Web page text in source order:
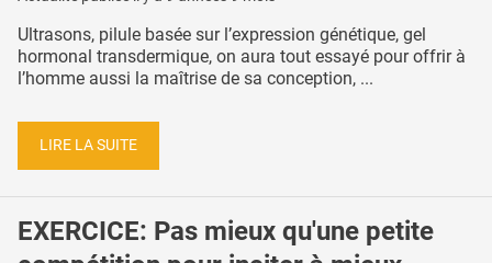
Ultrasons, pilule basée sur l’expression génétique, gel
hormonal transdermique, on aura tout essayé pour offrir à
l’homme aussi la maîtrise de sa conception, ...
LIRE LA SUITE
EXERCICE: Pas mieux qu'une petite